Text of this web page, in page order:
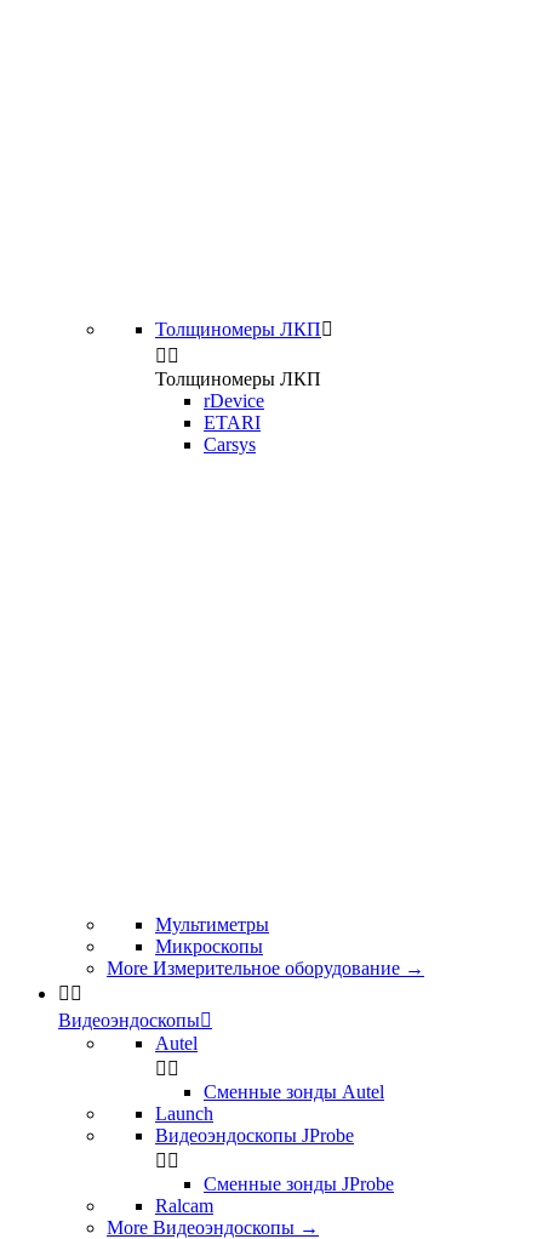
Толщиномеры ЛКП
 
Толщиномеры ЛКП
rDevice
ETARI
Carsys
Мультиметры
Микроскопы
More Измерительное оборудование →
 
Видеоэндоскопы
Autel
 
Сменные зонды Autel
Launch
Видеоэндоскопы JProbe
 
Сменные зонды JProbe
Ralcam
More Видеоэндоскопы →